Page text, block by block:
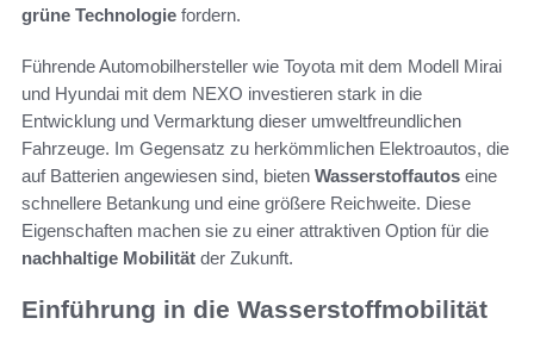
grüne Technologie fordern.
Führende Automobilhersteller wie Toyota mit dem Modell Mirai
und Hyundai mit dem NEXO investieren stark in die
Entwicklung und Vermarktung dieser umweltfreundlichen
Fahrzeuge. Im Gegensatz zu herkömmlichen Elektroautos, die
auf Batterien angewiesen sind, bieten Wasserstoffautos eine
schnellere Betankung und eine größere Reichweite. Diese
Eigenschaften machen sie zu einer attraktiven Option für die
nachhaltige Mobilität der Zukunft.
Einführung in die Wasserstoffmobilität